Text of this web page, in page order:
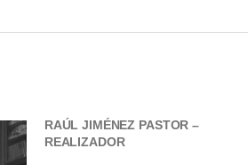
somos
RAÚL JIMÉNEZ PASTOR –
REALIZADOR